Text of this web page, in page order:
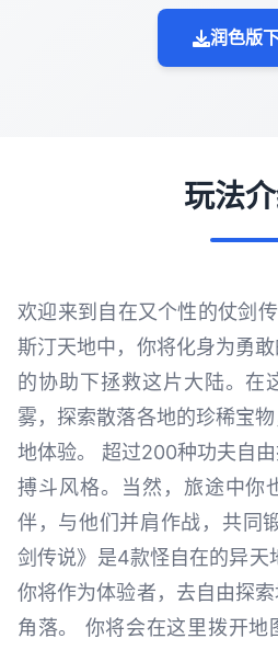
润色版
玩法
欢迎来到自在又个性的仗剑
斯汀天地中，你将化身为勇
的协助下拯救这片大陆。在
雾，探索散落各地的珍稀宝
地体验。 超过200种功夫自
搏斗风格。当然，旅途中你
伴，与他们并肩作战，共同
剑传说》是4款怪自在的异天
你将作为体验者，去自由探
角落。 你将会在这里拨开地